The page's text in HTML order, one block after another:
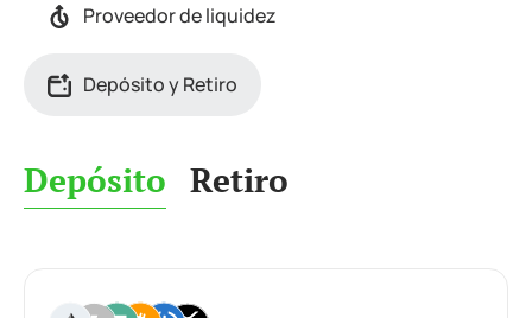
Proveedor de liquidez
Depósito y Retiro
Depósito Retiro